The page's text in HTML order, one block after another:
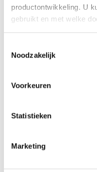
productontwikkeling. U
gebruikt en met welke
Informatie
locatie, die tot een
scannen op
U kunt uw toestemming
We gebruiken cookies
personaliseren, om
Noodzakelijk
Voorkeuren
Statistieken
Marketing